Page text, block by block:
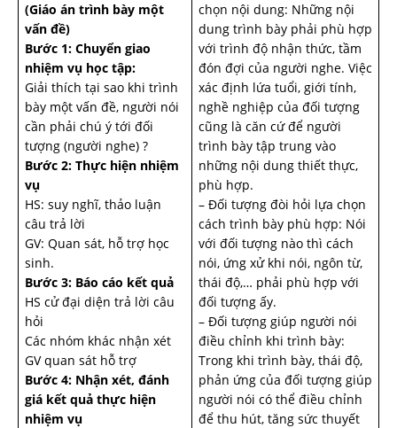
(Giáo án trình bày một
vấn đề)
Bước 1: Chuyển giao
nhiệm vụ học tập:
Giải thích tại sao khi trình
bày một vấn đề, người nói
cần phải chú ý tới đối
tượng (người nghe) ?
Bước 2: Thực hiện nhiệm
vụ
HS: suy nghĩ, thảo luận
câu trả lời
GV: Quan sát, hỗ trợ học
sinh.
Bước 3: Báo cáo kết quả
HS cử đại diện trả lời câu
hỏi
Các nhóm khác nhận xét
GV quan sát hỗ trợ
Bước 4: Nhận xét, đánh
giá kết quả thực hiện
nhiệm vụ
chọn nội dung: Những nội
dung trình bày phải phù hợp
với trình độ nhận thức, tầm
đón đợi của người nghe. Việc
xác định lứa tuổi, giới tính,
nghề nghiệp của đối tượng
cũng là căn cứ để người
trình bày tập trung vào
những nội dung thiết thực,
phù hợp.
– Đối tượng đòi hỏi lựa chọn
cách trình bày phù hợp: Nói
với đối tượng nào thì cách
nói, ứng xử khi nói, ngôn từ,
thái độ,… phải phù hợp với
đối tượng ấy.
– Đối tượng giúp người nói
điều chỉnh khi trình bày:
Trong khi trình bày, thái độ,
phản ứng của đối tượng giúp
người nói có thể điều chỉnh
để thu hút, tăng sức thuyết